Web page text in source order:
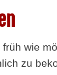
wie
zu